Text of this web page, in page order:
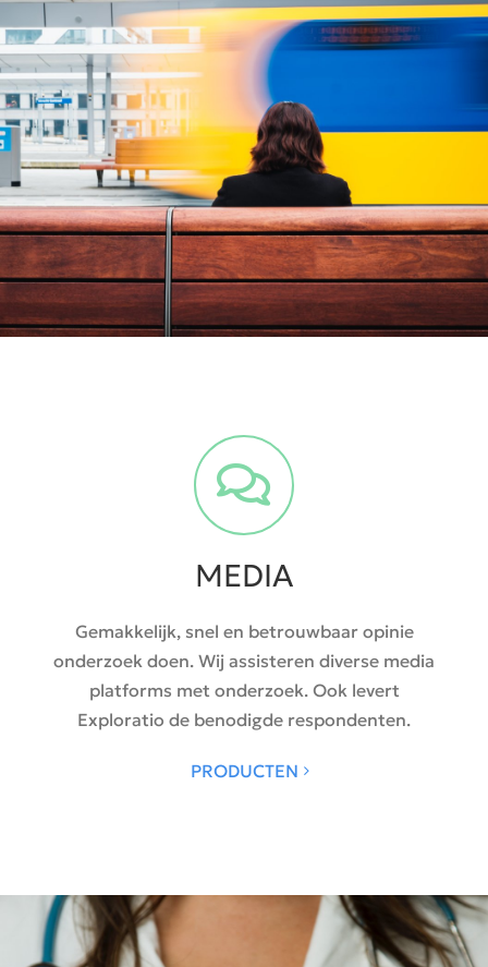
MEDIA
Gemakkelijk, snel en betrouwbaar opinie
onderzoek doen. Wij assisteren diverse media
platforms met onderzoek. Ook levert
Exploratio de benodigde respondenten.
PRODUCTEN